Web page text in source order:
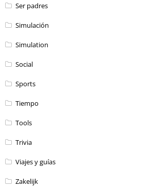
Ser padres
Simulación
Simulation
Social
Sports
Tiempo
Tools
Trivia
Viajes y guías
Zakelijk